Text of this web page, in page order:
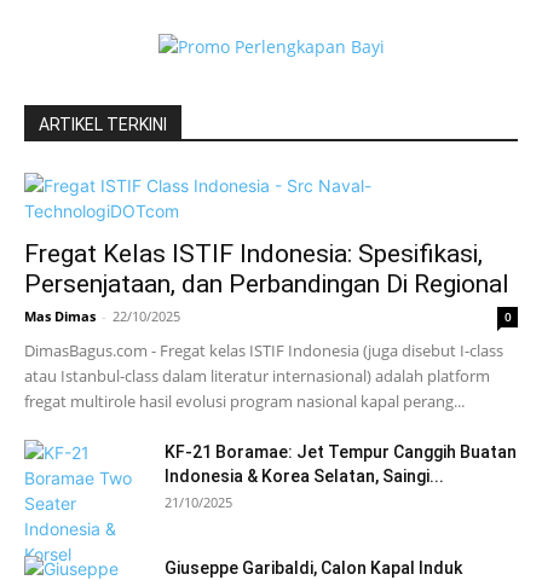
ARTIKEL TERKINI
Fregat Kelas ISTIF Indonesia: Spesifikasi,
Persenjataan, dan Perbandingan Di Regional
Mas Dimas - 22/10/2025 0
DimasBagus.com - Fregat kelas ISTIF Indonesia (juga disebut I-class
atau Istanbul-class dalam literatur internasional) adalah platform
fregat multirole hasil evolusi program nasional kapal perang...
KF-21 Boramae: Jet Tempur Canggih Buatan
Indonesia & Korea Selatan, Saingi...
21/10/2025
Giuseppe Garibaldi, Calon Kapal Induk